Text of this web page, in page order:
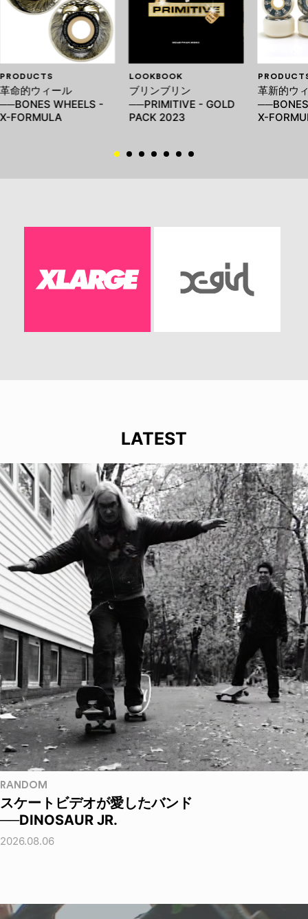
PRODUCTS
革命的ウィール
──BONES WHEELS -
X-FORMULA
LOOKBOOK
ブリンブリン
──PRIMITIVE - GOLD
PACK 2023
革新的ウ
X-
LATEST
RANDOM
スケートビデオが愛したバンド
──DINOSAUR JR.
2026.08.06